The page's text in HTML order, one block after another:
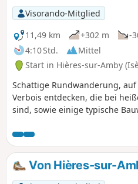
Visorando-Mitglied
11,49 km
+302 m
-
4:10 Std.
Mittel
Start in Hières-sur-Amby
Schattige Rundwanderung,
Verbois entdecken, die bei
sind, sowie einige typische
Von Hières-sur-